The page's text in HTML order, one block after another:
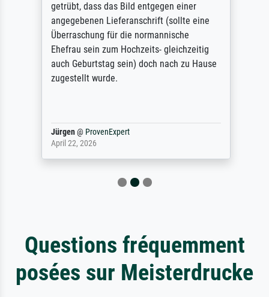
getrübt, dass das Bild entgegen einer
angegebenen Lieferanschrift (sollte eine
Überraschung für die normannische
Ehefrau sein zum Hochzeits- gleichzeitig
auch Geburtstag sein) doch nach zu Hause
zugestellt wurde.
Jürgen@ ProvenExpert
April 22, 2026
Questions fréquemment
posées sur Meisterdrucke